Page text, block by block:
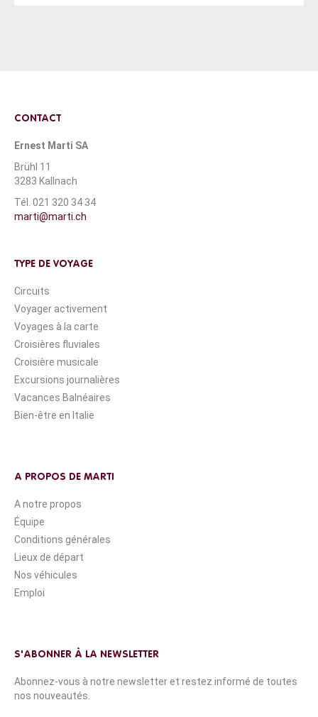
CONTACT
Ernest Marti SA
Brühl 11
3283 Kallnach
Tél. 021 320 34 34
marti@marti.ch
TYPE DE VOYAGE
Circuits
Voyager activement
Voyages à la carte
Croisières fluviales
Croisière musicale
Excursions journalières
Vacances Balnéaires
Bien-être en Italie
A PROPOS DE MARTI
A notre propos
Équipe
Conditions générales
Lieux de départ
Nos véhicules
Emploi
S'ABONNER À LA NEWSLETTER
Abonnez-vous à notre newsletter et restez informé de toutes
nos nouveautés.